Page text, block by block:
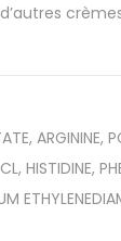
ARGININE,
HISTIDINE,